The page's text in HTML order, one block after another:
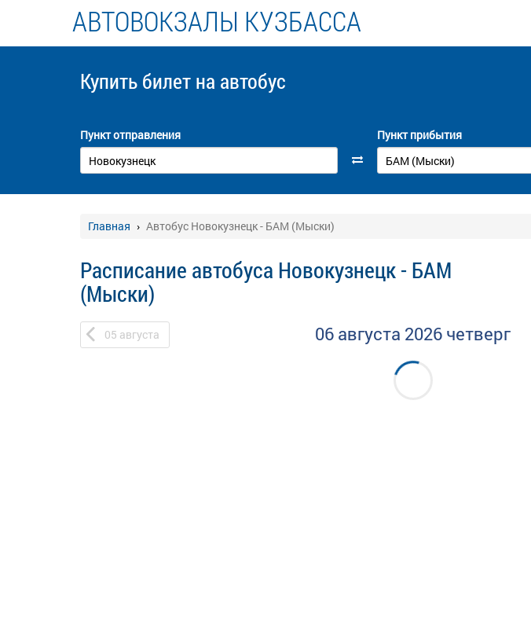
АВТОВОКЗАЛЫ КУЗБАССА
Купить билет на автобус
Пункт отправления Пункт прибытия
Главная Автобус Новокузнецк - БАМ (Мыски)
Расписание автобуса Новокузнецк - БАМ
(Мыски)
05 августа 06 августа 2026 четверг